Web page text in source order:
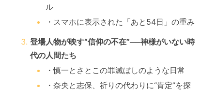
ル
・スマホに表示された「あと54日」の重み
登場人物が映す“信仰の不在”──神様がいない時
代の人間たち
・慎一とさとこの罪滅ぼしのような日常
・奈央と志保、祈りの代わりに“肯定”を探